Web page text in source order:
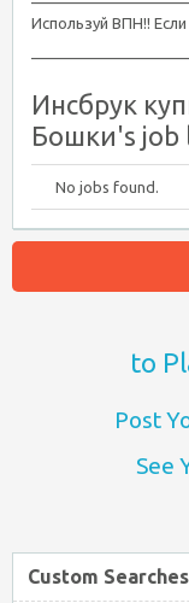
Используй ВПН!!
Инсбрук
Бошки's job
No jobs found.
to
Post
See
Custom